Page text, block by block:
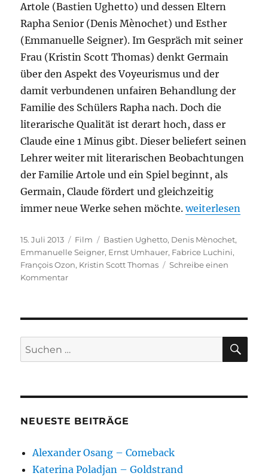
Artole (Bastien Ughetto) und dessen Eltern
Rapha Senior (Denis Mènochet) und Esther
(Emmanuelle Seigner). Im Gespräch mit seiner
Frau (Kristin Scott Thomas) denkt Germain
über den Aspekt des Voyeurismus und der
damit verbundenen unfairen Behandlung der
Familie des Schülers Rapha nach. Doch die
literarische Qualität ist derart hoch, dass er
Claude eine 1 Minus gibt. Dieser beliefert seinen
Lehrer weiter mit literarischen Beobachtungen
der Familie Artole und ein Spiel beginnt, als
Germain, Claude fördert und gleichzeitig
immer neue Werke sehen möchte.„In ihrem Haus“
weiterlesen
Veröffentlicht
am
15. Juli 2013 Kategorien
Film Schlagwörter
Bastien Ughetto, Denis Mènochet,
Emmanuelle Seigner, Ernst Umhauer, Fabrice Luchini,
François Ozon, Kristin Scott Thomas
Schreibe einen
Kommentarzu
Suchen
nach:
NEUESTE BEITRÄGE
Alexander Osang – Comeback
Katerina Poladjan – Goldstrand